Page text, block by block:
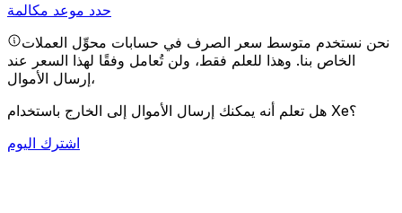
حدد موعد مكالمة
نحن نستخدم متوسط سعر الصرف في حسابات محوِّل العملات
الخاص بنا. وهذا للعلم فقط، ولن تُعامل وفقًا لهذا السعر عند
إرسال الأموال،
هل تعلم أنه يمكنك إرسال الأموال إلى الخارج باستخدام Xe؟
اشترك اليوم